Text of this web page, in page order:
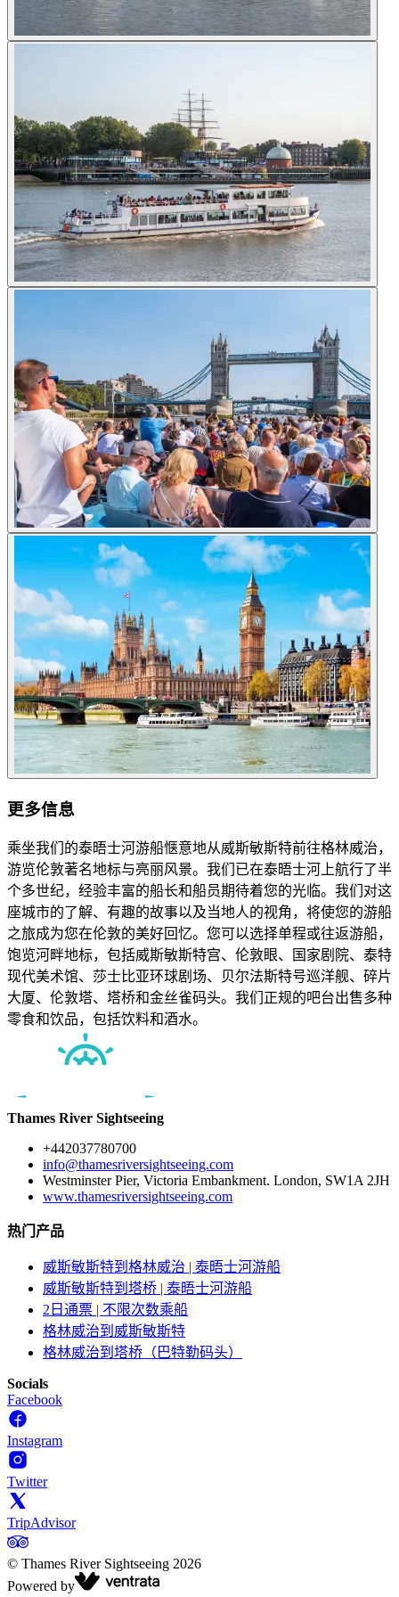
更多信息
乘坐我们的泰晤士河游船惬意地从威斯敏斯特前往格林威治，
游览伦敦著名地标与亮丽风景。我们已在泰晤士河上航行了半
个多世纪，经验丰富的船长和船员期待着您的光临。我们对这
座城市的了解、有趣的故事以及当地人的视角，将使您的游船
之旅成为您在伦敦的美好回忆。您可以选择单程或往返游船，
饱览河畔地标，包括威斯敏斯特宫、伦敦眼、国家剧院、泰特
现代美术馆、莎士比亚环球剧场、贝尔法斯特号巡洋舰、碎片
大厦、伦敦塔、塔桥和金丝雀码头。我们正规的吧台出售多种
零食和饮品，包括饮料和酒水。
Thames River Sightseeing
+442037780700
info@thamesriversightseeing.com
Westminster Pier, Victoria Embankment. London, SW1A 2JH
www.thamesriversightseeing.com
热门产品
威斯敏斯特到格林威治 | 泰晤士河游船
威斯敏斯特到塔桥 | 泰晤士河游船
2日通票 | 不限次数乘船
格林威治到威斯敏斯特
格林威治到塔桥（巴特勒码头）
Socials
Facebook
Instagram
Twitter
TripAdvisor
© Thames River Sightseeing 2026
Powered by